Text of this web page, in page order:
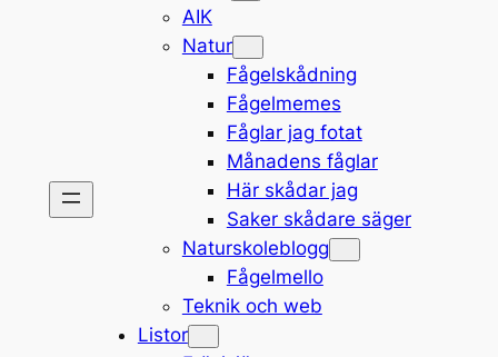
AIK
Natur
Fågelskådning
Fågelmemes
Fåglar jag fotat
Månadens fåglar
Här skådar jag
Saker skådare säger
Naturskoleblogg
Fågelmello
Teknik och web
Listor